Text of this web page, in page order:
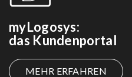
myLogosys:
das Kundenportal
MEHR ERFAHREN